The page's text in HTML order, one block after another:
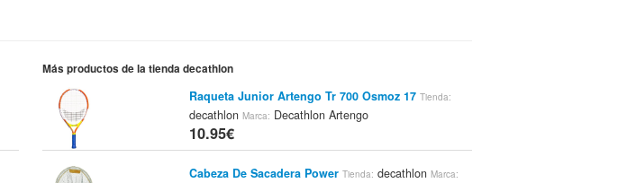
Más productos de la tienda decathlon
Raqueta Junior Artengo Tr 700 Osmoz 17 Tienda:
decathlon Marca: Decathlon Artengo
10.95€
Cabeza De Sacadera Power Tienda: decathlon Marca: